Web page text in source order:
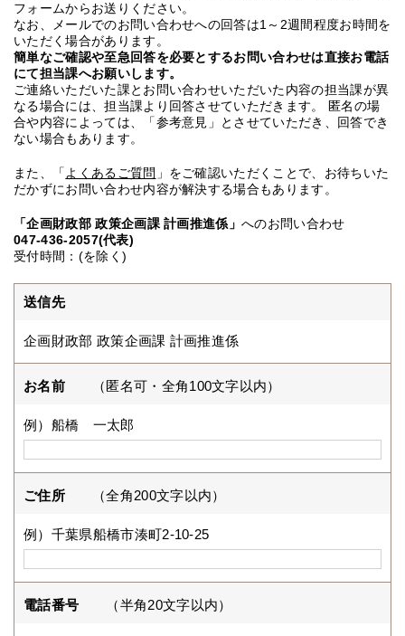
フォームからお送りください。
なお、メールでのお問い合わせへの回答は1～2週間程度お時間を
いただく場合があります。
簡単なご確認や至急回答を必要とするお問い合わせは直接お電話
にて担当課へお願いします。
ご連絡いただいた課とお問い合わせいただいた内容の担当課が異
なる場合には、担当課より回答させていただきます。 匿名の場
合や内容によっては、「参考意見」とさせていただき、回答でき
ない場合もあります。
また、「 よくあるご質問 」をご確認いただくことで、お待ちいた
だかずにお問い合わせ内容が解決する場合もあります。
「企画財政部 政策企画課 計画推進係」へのお問い合わせ
047-436-2057(代表)
受付時間：(を除く)
送信先
企画財政部 政策企画課 計画推進係
お名前 （匿名可・全角100文字以内）
例）船橋 一太郎
ご住所 （全角200文字以内）
例）千葉県船橋市湊町2-10-25
電話番号 （半角20文字以内）